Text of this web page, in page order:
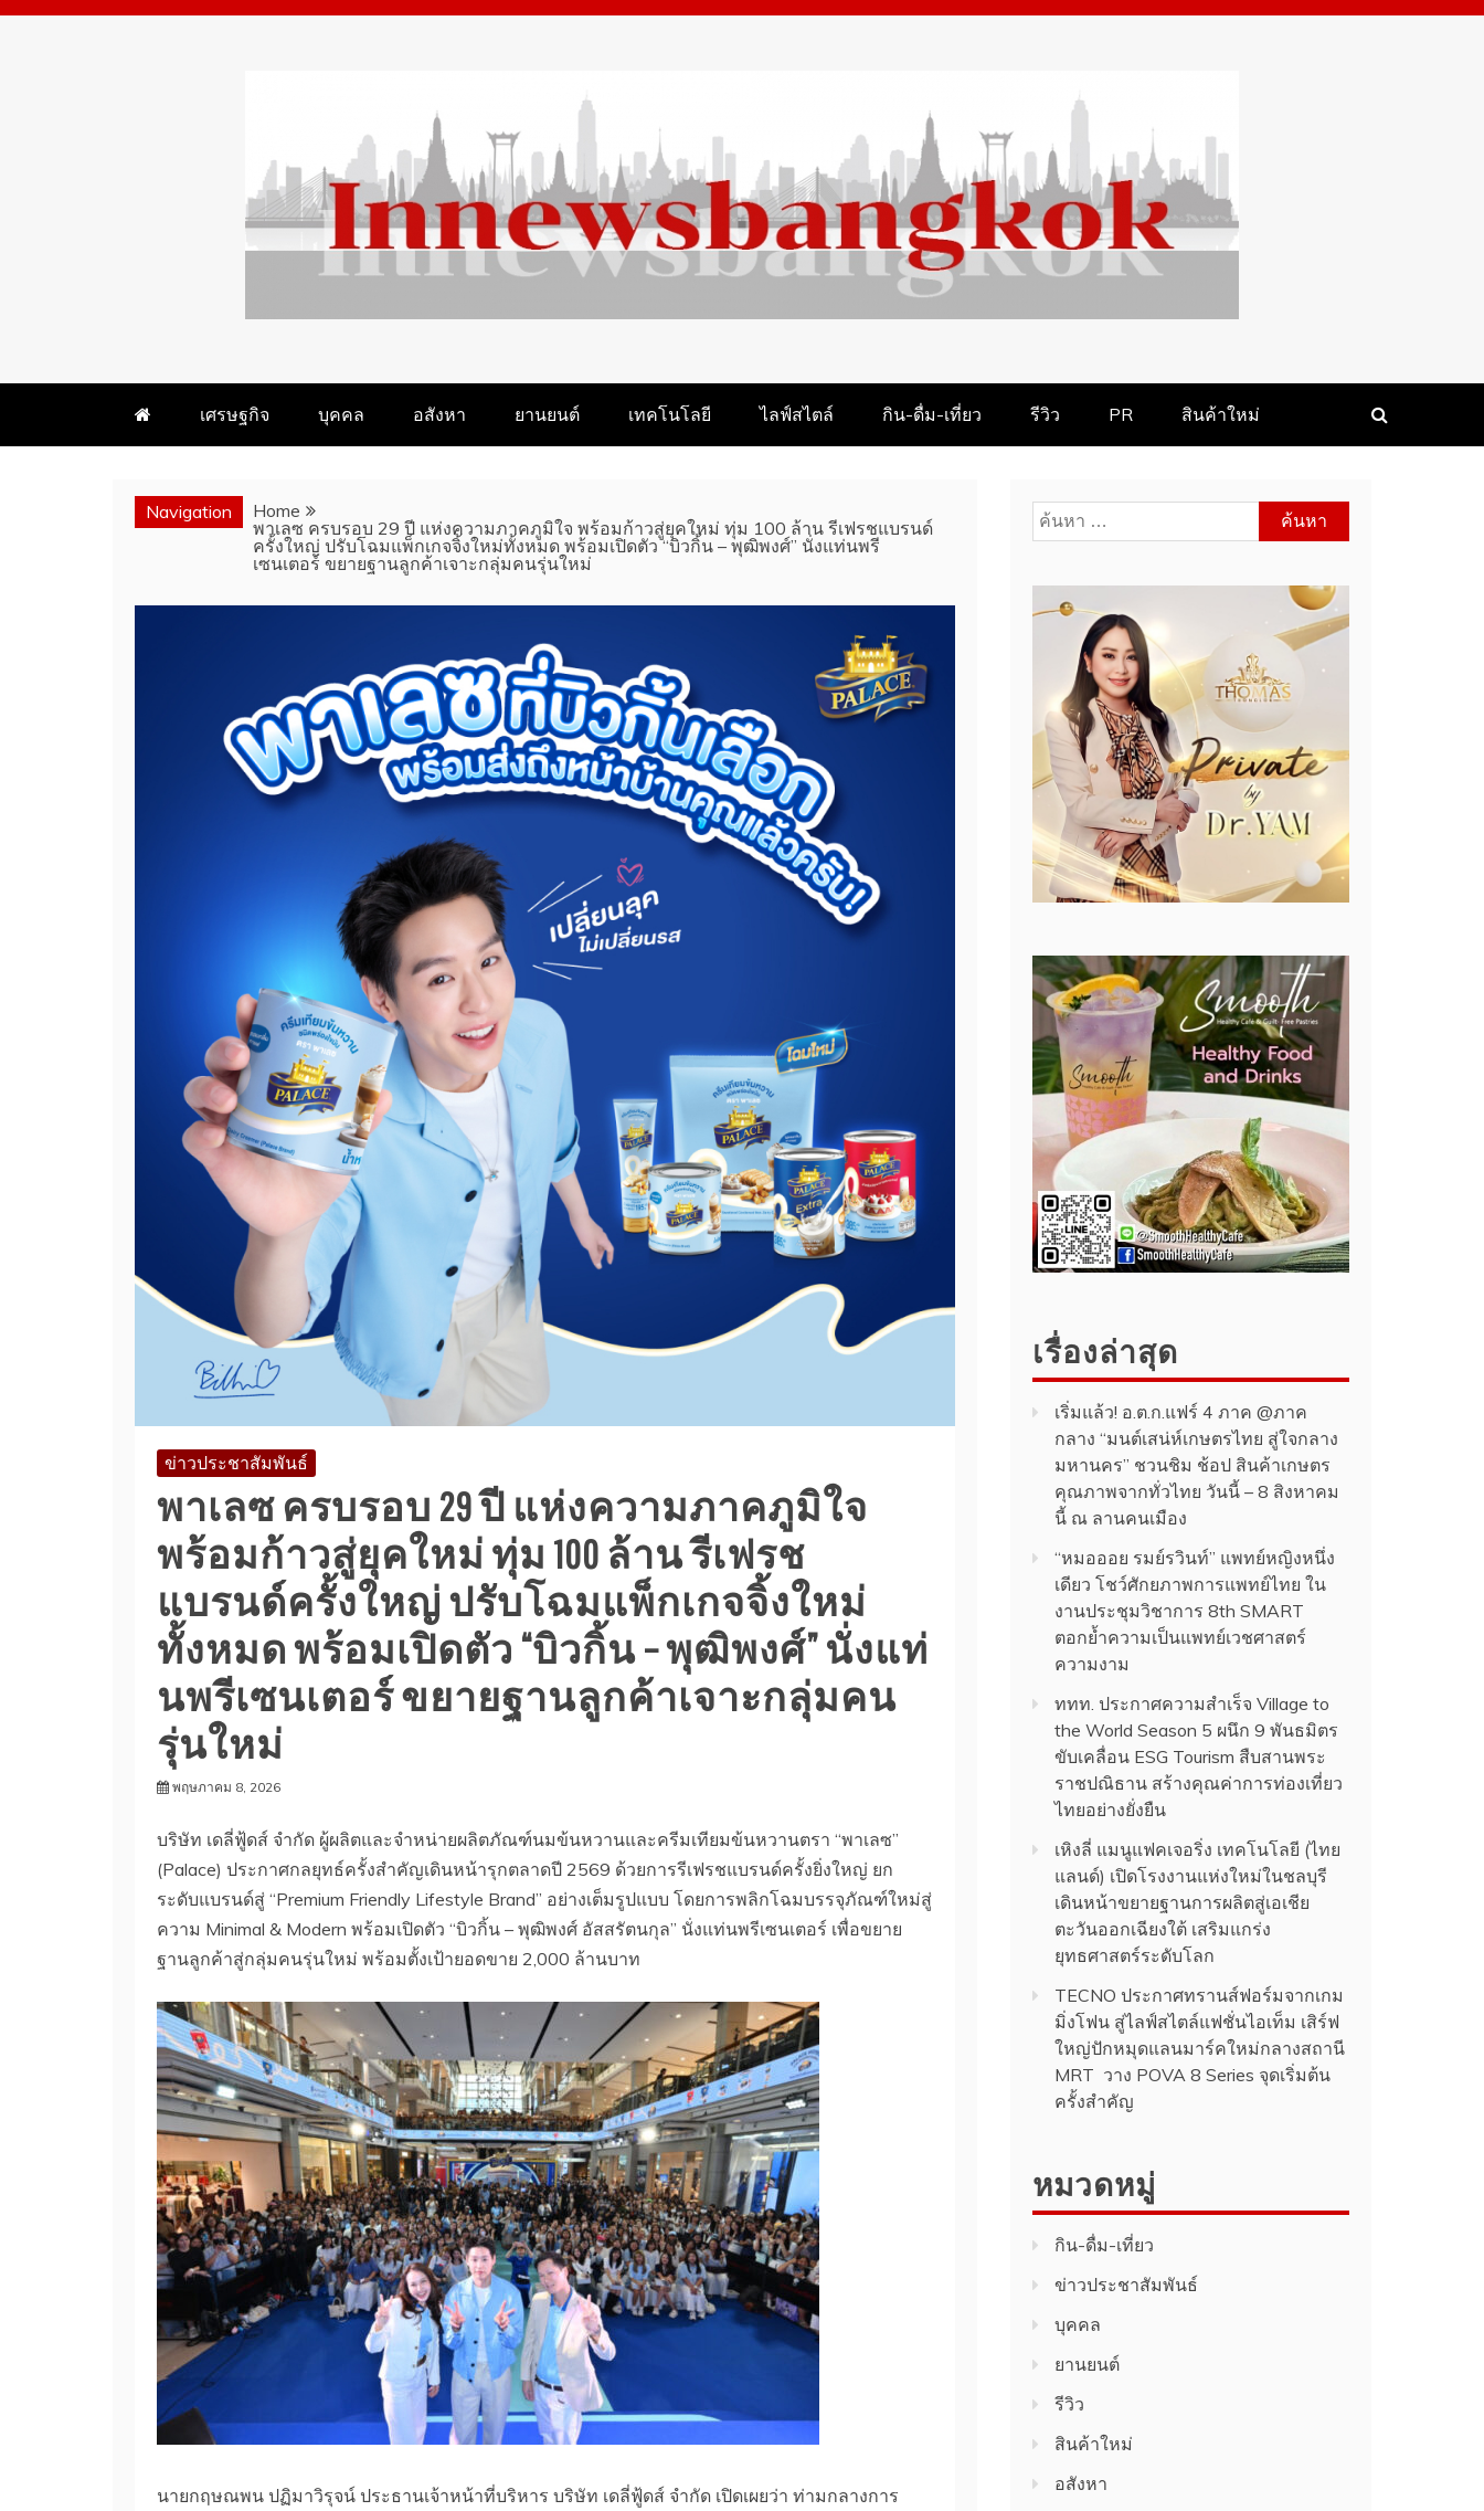
Skip
เศรษฐกิจ บุคคล อสังหา ยานยนต์ เทคโนโลยี ไลฟ์สไตล์ กิน-ดื่ม-เที่ยว รีวิว PR สินค้า​ใหม่​
Navigation
Home
พาเลซ ครบรอบ 29 ปี แห่งความภาคภูมิใจ พร้อมก้าวสู่ยุคใหม่ ทุ่ม 100 ล้าน รีเฟรชแบรนด์
ครั้งใหญ่ ปรับโฉมแพ็กเกจจิ้งใหม่ทั้งหมด พร้อมเปิดตัว “บิวกิ้น – พุฒิพงศ์” นั่งแท่นพรี
เซนเตอร์ ขยายฐานลูกค้าเจาะกลุ่มคนรุ่นใหม่
ข่าวประชาสัมพันธ์
พาเลซ ครบรอบ 29 ปี แห่งความภาคภูมิใจ
พร้อมก้าวสู่ยุคใหม่ ทุ่ม 100 ล้าน รีเฟรช
แบรนด์ครั้งใหญ่ ปรับโฉมแพ็กเกจจิ้งใหม่
ทั้งหมด พร้อมเปิดตัว “บิวกิ้น – พุฒิพงศ์” นั่งแท่
นพรีเซนเตอร์ ขยายฐานลูกค้าเจาะกลุ่มคน
รุ่นใหม่
พฤษภาคม 8, 2026
บริษัท เดลี่ฟู้ดส์ จำกัด ผู้ผลิตและจำหน่ายผลิตภัณฑ์นมข้นหวานและครีมเทียมข้นหวานตรา “พาเลซ”
(Palace) ประกาศกลยุทธ์ครั้งสำคัญเดินหน้ารุกตลาดปี 2569 ด้วยการรีเฟรชแบรนด์ครั้งยิ่งใหญ่ ยก
ระดับแบรนด์สู่ “Premium Friendly Lifestyle Brand” อย่างเต็มรูปแบบ โดยการพลิกโฉมบรรจุภัณฑ์ใหม่สู่
ความ Minimal & Modern พร้อมเปิดตัว “บิวกิ้น – พุฒิพงศ์ อัสสรัตนกุล” นั่งแท่นพรีเซนเตอร์ เพื่อขยาย
ฐานลูกค้าสู่กลุ่มคนรุ่นใหม่ พร้อมตั้งเป้ายอดขาย 2,000 ล้านบาท
นายกฤษณพน ปฏิมาวิรุจน์ ประธานเจ้าหน้าที่บริหาร บริษัท เดลี่ฟู้ดส์ จำกัด เปิดเผยว่า ท่ามกลางการ
ค้นหา
สำหรับ:
เรื่องล่าสุด
เริ่มแล้ว! อ.ต.ก.แฟร์ 4 ภาค @ภาค
กลาง “มนต์เสน่ห์เกษตรไทย สู่ใจกลาง
มหานคร” ชวนชิม ช้อป สินค้าเกษตร
คุณภาพจากทั่วไทย วันนี้ – 8 สิงหาคม
นี้ ณ ลานคนเมือง
“หมอออย รมย์รวินท์” แพทย์หญิงหนึ่ง
เดียว โชว์ศักยภาพการแพทย์ไทย ใน
งานประชุมวิชาการ 8th SMART
ตอกย้ำความเป็นแพทย์เวชศาสตร์
ความงาม
ททท. ประกาศความสำเร็จ Village to
the World Season 5 ผนึก 9 พันธมิตร
ขับเคลื่อน ESG Tourism สืบสานพระ
ราชปณิธาน สร้างคุณค่าการท่องเที่ยว
ไทยอย่างยั่งยืน
เหิงลี่ แมนูแฟคเจอริ่ง เทคโนโลยี (ไทย
แลนด์) เปิดโรงงานแห่งใหม่ในชลบุรี
เดินหน้าขยายฐานการผลิตสู่เอเชีย
ตะวันออกเฉียงใต้ เสริมแกร่ง
ยุทธศาสตร์ระดับโลก
TECNO ประกาศทรานส์ฟอร์มจากเกม
มิ่งโฟน สู่ไลฟ์สไตล์แฟชั่นไอเท็ม เสิร์ฟ
ใหญ่ปักหมุดแลนมาร์คใหม่กลางสถานี
MRT วาง POVA 8 Series จุดเริ่มต้น
ครั้งสำคัญ
หมวดหมู่
กิน-ดื่ม-เที่ยว
ข่าวประชาสัมพันธ์
บุคคล
ยานยนต์
รีวิว
สินค้า​ใหม่​
อสังหา